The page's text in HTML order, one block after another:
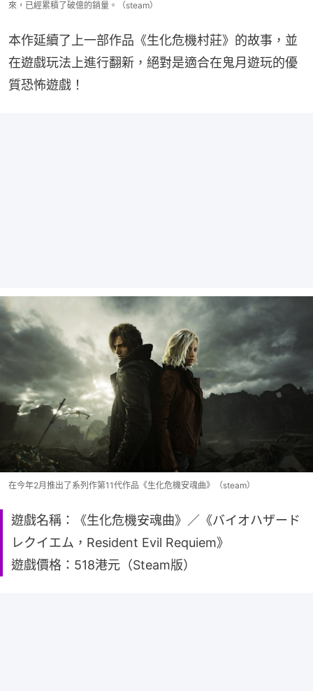
來，已經累積了破億的銷量。（steam）
本作延續了上一部作品《生化危機村莊》的故事，並
在遊戲玩法上進行翻新，絕對是適合在鬼月遊玩的優
質恐怖遊戲！
在今年2月推出了系列作第11代作品《生化危機安魂曲》（steam）
遊戲名稱：《生化危機安魂曲》／《バイオハザード
レクイエム，Resident Evil Requiem》
遊戲價格：518港元（Steam版）